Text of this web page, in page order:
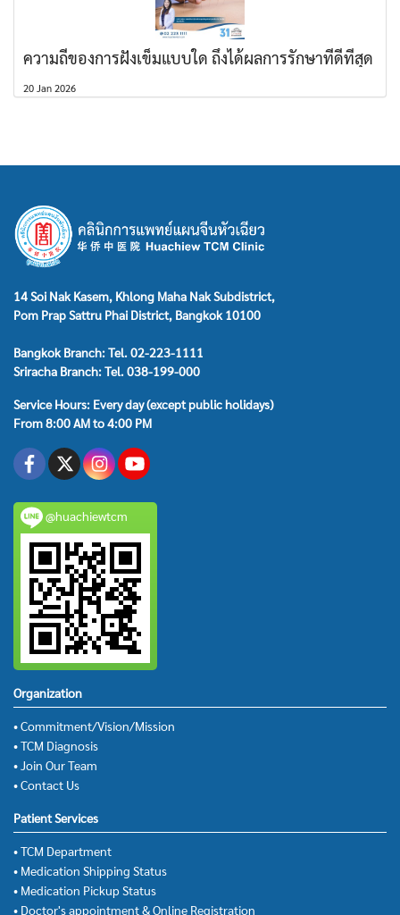
ความถี่ของการฝังเข็มแบบใด ถึงได้ผลการรักษาที่ดีที่สุด
20 Jan 2026
14 Soi Nak Kasem, Khlong Maha Nak Subdistrict,
Pom Prap Sattru Phai District, Bangkok 10100
Bangkok Branch: Tel. 02-223-1111
Sriracha Branch: Tel. 038-199-000
Service Hours: Every day (except public holidays)
From 8:00 AM to 4:00 PM
@huachiewtcm
Organization
• Commitment/Vision/Mission
• TCM Diagnosis
• Join Our Team
• Contact Us
Patient Services
• TCM Department
• Medication Shipping Status
• Medication Pickup Status
• Doctor's appointment & Online Registration